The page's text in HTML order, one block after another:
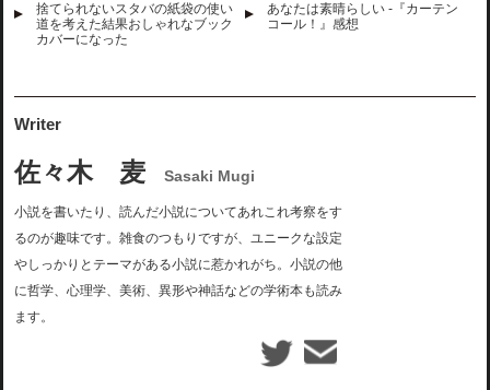
捨てられないスタバの紙袋の使い
道を考えた結果おしゃれなブック
カバーになった
あなたは素晴らしい -『カーテン
コール！』感想
Writer
佐々木 麦 Sasaki Mugi
小説を書いたり、読んだ小説についてあれこれ考察をす
るのが趣味です。雑食のつもりですが、ユニークな設定
やしっかりとテーマがある小説に惹かれがち。小説の他
に哲学、心理学、美術、異形や神話などの学術本も読み
ます。